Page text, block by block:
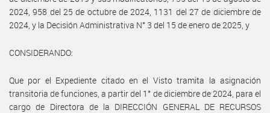
2024, 958 del 25 de octubre de 2024, 1131 del 27 de diciembre de
2024, y la Decisión Administrativa N° 3 del 15 de enero de 2025, y
CONSIDERANDO:
Que por el Expediente citado en el Visto tramita la asignación
transitoria de funciones, a partir del 1° de diciembre de 2024, para el
cargo de Directora de la DIRECCIÓN GENERAL DE RECURSOS